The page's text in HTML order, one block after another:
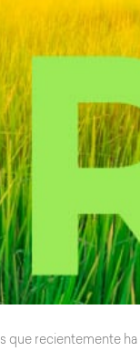
que recientemente